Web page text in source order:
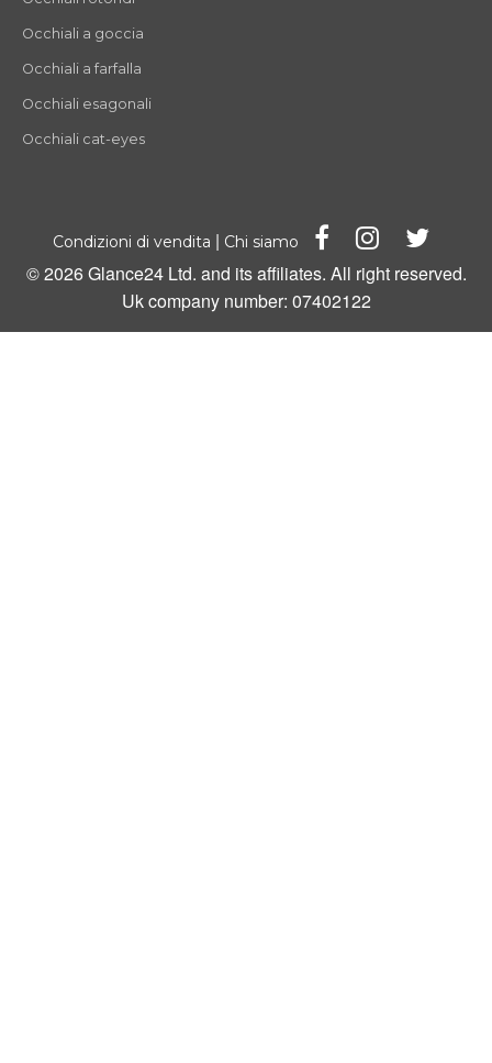
Occhiali a goccia
Occhiali a farfalla
Occhiali esagonali
Occhiali cat-eyes
Condizioni di vendita | Chi siamo
© 2026 Glance24 Ltd. and its affiliates. All right reserved.
Uk company number: 07402122